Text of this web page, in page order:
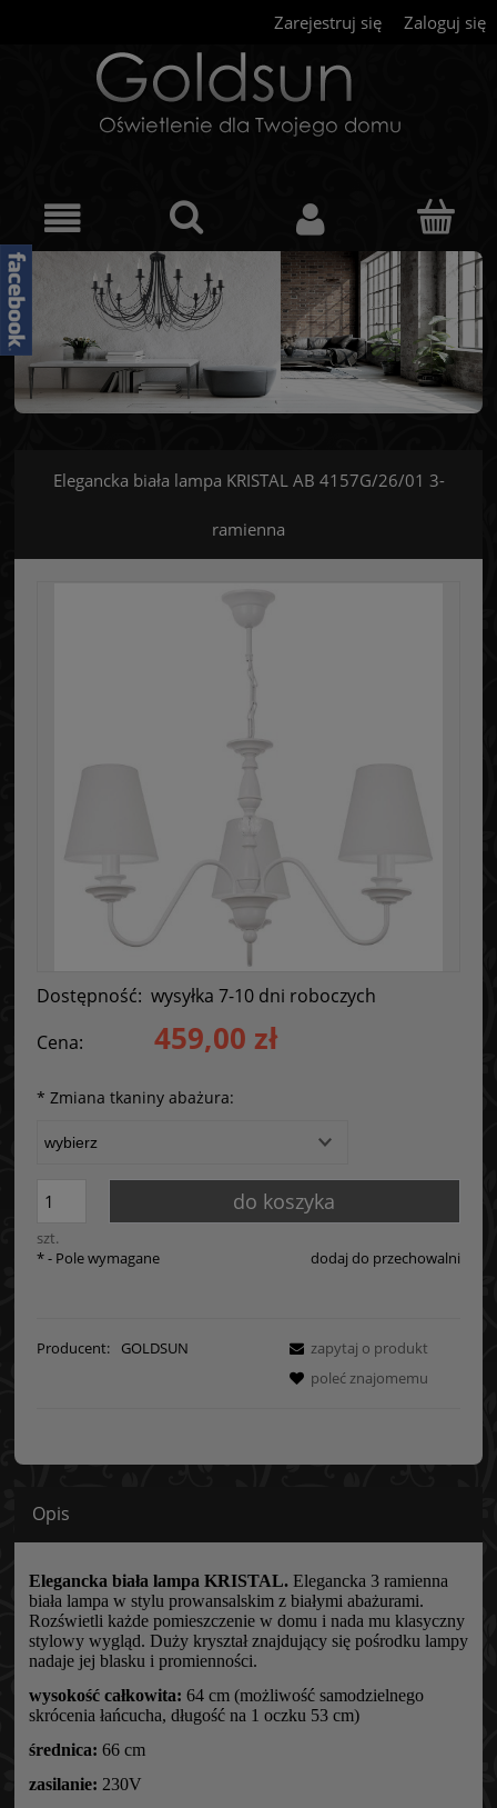
Zarejestruj się Zaloguj się
Elegancka biała lampa KRISTAL AB 4157G/26/01 3-
ramienna
Dostępność: wysyłka 7-10 dni roboczych
Cena:
459,00 zł
* Zmiana tkaniny abażura:
szt.
do koszyka
dodaj do przechowalni
*- Pole wymagane
Producent: GOLDSUN
zapytaj o produkt
poleć znajomemu
Opis
Elegancka biała lampa KRISTAL. Elegancka 3 ramienna
biała lampa w stylu prowansalskim z białymi abażurami.
Rozświetli każde pomieszczenie w domu i nada mu klasyczny
stylowy wygląd. Duży kryształ znajdujący się pośrodku lampy
nadaje jej blasku i promienności.
wysokość całkowita: 64 cm (możliwość samodzielnego
skrócenia łańcucha, długość na 1 oczku 53 cm)
średnica: 66 cm
zasilanie: 230V